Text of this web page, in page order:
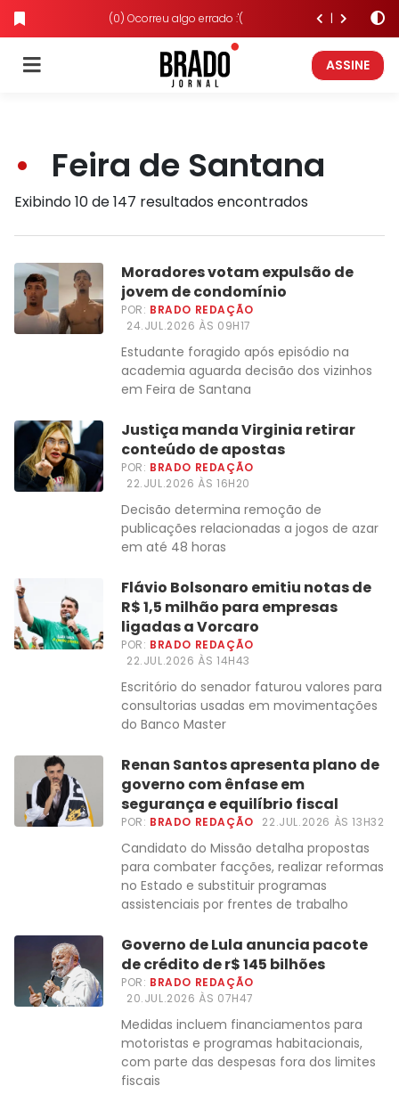
(0) Ocorreu algo errado :'(
ASSINE
Feira de Santana
Exibindo 10 de 147 resultados encontrados
Moradores votam expulsão de
jovem de condomínio
POR: BRADO REDAÇÃO
24.JUL.2026 ÀS 09H17
Estudante foragido após episódio na
academia aguarda decisão dos vizinhos
em Feira de Santana
Justiça manda Virginia retirar
conteúdo de apostas
POR: BRADO REDAÇÃO
22.JUL.2026 ÀS 16H20
Decisão determina remoção de
publicações relacionadas a jogos de azar
em até 48 horas
Flávio Bolsonaro emitiu notas de
R$ 1,5 milhão para empresas
ligadas a Vorcaro
POR: BRADO REDAÇÃO
22.JUL.2026 ÀS 14H43
Escritório do senador faturou valores para
consultorias usadas em movimentações
do Banco Master
Renan Santos apresenta plano de
governo com ênfase em
segurança e equilíbrio fiscal
POR: BRADO REDAÇÃO 22.JUL.2026 ÀS 13H32
Candidato do Missão detalha propostas
para combater facções, realizar reformas
no Estado e substituir programas
assistenciais por frentes de trabalho
Governo de Lula anuncia pacote
de crédito de r$ 145 bilhões
POR: BRADO REDAÇÃO
20.JUL.2026 ÀS 07H47
Medidas incluem financiamentos para
motoristas e programas habitacionais,
com parte das despesas fora dos limites
fiscais